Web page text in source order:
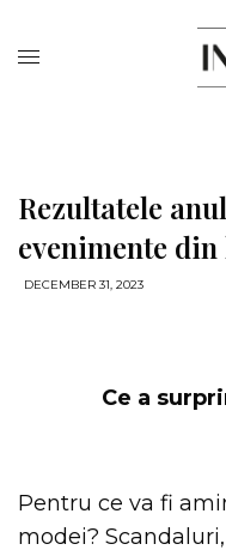
Rezultatele
evenimente
DECEMBER 31, 2023
Ce a
Pentru ce va fi
modei?